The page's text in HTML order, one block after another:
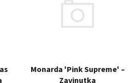
Monarda 'Pink Supreme' –
Zavinutka